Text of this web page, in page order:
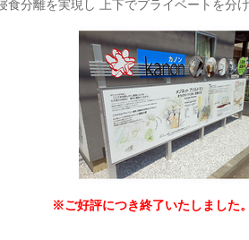
食分離を実現し 上下でプライベートを分
※ご好評につき終了いたしました